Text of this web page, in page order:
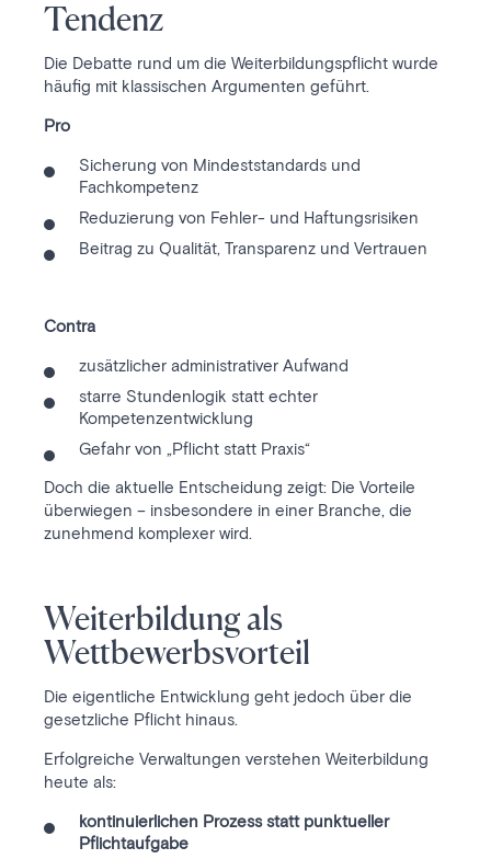
Tendenz
Die Debatte rund um die Weiterbildungspflicht wurde
häufig mit klassischen Argumenten geführt.
Pro
Sicherung von Mindeststandards und
Fachkompetenz
Reduzierung von Fehler- und Haftungsrisiken
Beitrag zu Qualität, Transparenz und Vertrauen
Contra
zusätzlicher administrativer Aufwand
starre Stundenlogik statt echter
Kompetenzentwicklung
Gefahr von „Pflicht statt Praxis“
Doch die aktuelle Entscheidung zeigt: Die Vorteile
überwiegen – insbesondere in einer Branche, die
zunehmend komplexer wird.
Weiterbildung als
Wettbewerbsvorteil
Die eigentliche Entwicklung geht jedoch über die
gesetzliche Pflicht hinaus.
Erfolgreiche Verwaltungen verstehen Weiterbildung
heute als:
kontinuierlichen Prozess statt punktueller
Pflichtaufgabe